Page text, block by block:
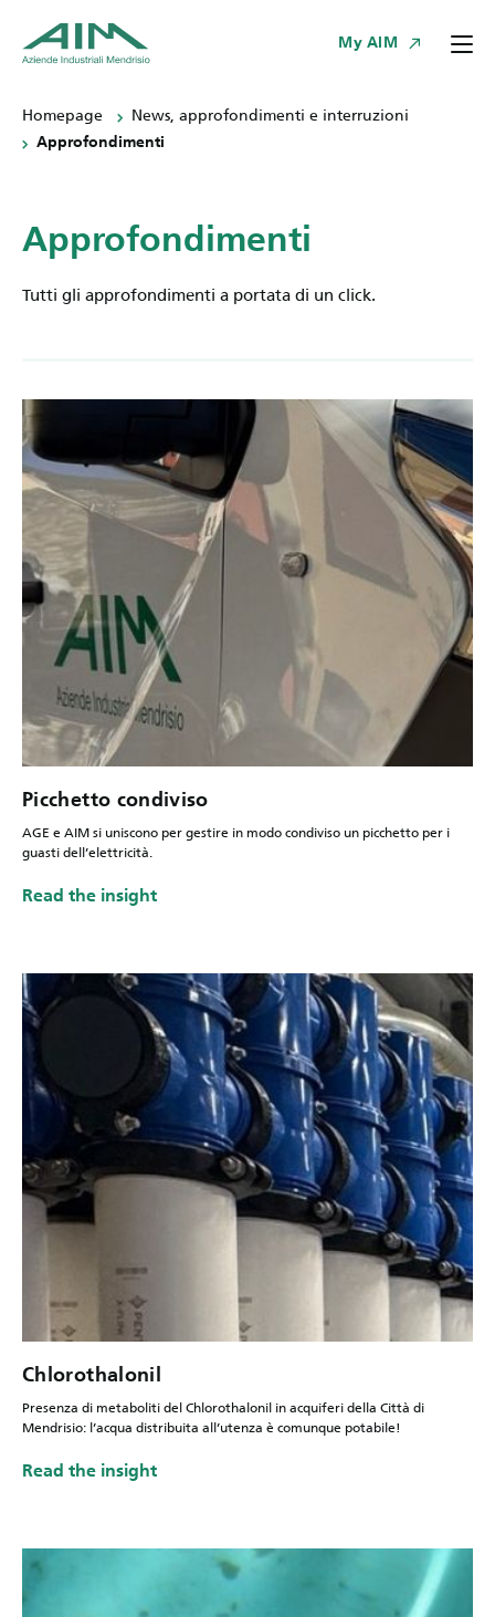
My AIM
Homepage
News, approfondimenti e interruzioni
Approfondimenti
Approfondimenti
Tutti gli approfondimenti a portata di un click.
Picchetto condiviso
AGE e AIM si uniscono per gestire in modo condiviso un picchetto per i
guasti dell’elettricità.
Read the insight
Chlorothalonil
Presenza di metaboliti del Chlorothalonil in acquiferi della Città di
Mendrisio: l’acqua distribuita all’utenza è comunque potabile!
Read the insight